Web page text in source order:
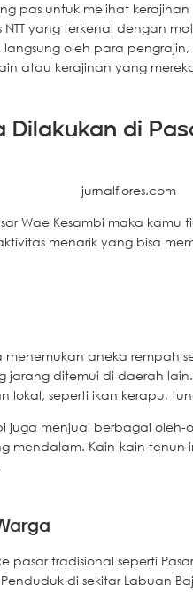
pas untuk melihat
NTT yang terkenal dengan
langsung oleh para
atau kerajinan yang
di
jurnalflores.com
Wae Kesambi maka kamu
menarik yang bisa
aneka rempah
jarang ditemui di daerah
lokal, seperti ikan kerapu,
juga menjual berbagai oleh-
mendalam. Kain-kain tenun
pasar tradisional seperti
di sekitar Labuan